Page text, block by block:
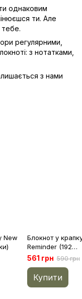
однаковим
ти. Але
регулярними,
з нотатками,
з нами
New
Блокнот у
Reminder (192
сторінки)
561 грн 590 грн
Купити